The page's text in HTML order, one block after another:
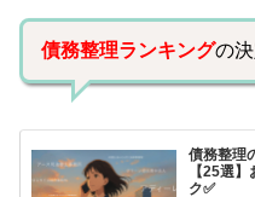
債務整理ランキングの決
債務整理
【25選
ク✅